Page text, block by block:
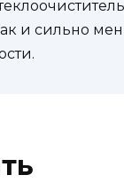
и сильно